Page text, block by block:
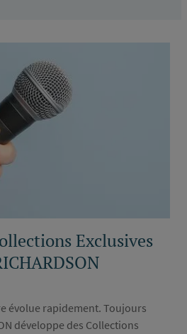
Exclusives
évolue rapidement. Toujours
développe des Collections